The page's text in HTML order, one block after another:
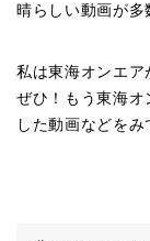
晴らしい動画が多
私は東海オンエア
ぜひ！もう東海
した動画などをみ